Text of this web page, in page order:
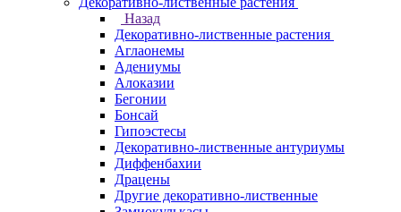
Назад
Декоративно-лиственные растения
Аглаонемы
Адениумы
Алоказии
Бегонии
Бонсай
Гипоэстесы
Декоративно-лиственные антуриумы
Диффенбахии
Драцены
Другие декоративно-лиственные